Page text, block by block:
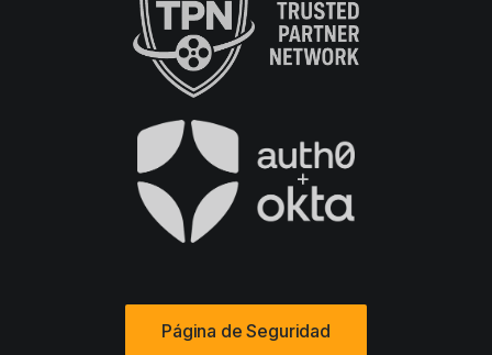
Página de Seguridad